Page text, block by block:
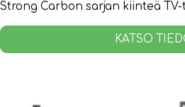
Strong Carbon sarjan kiinteä TV-
KATSO